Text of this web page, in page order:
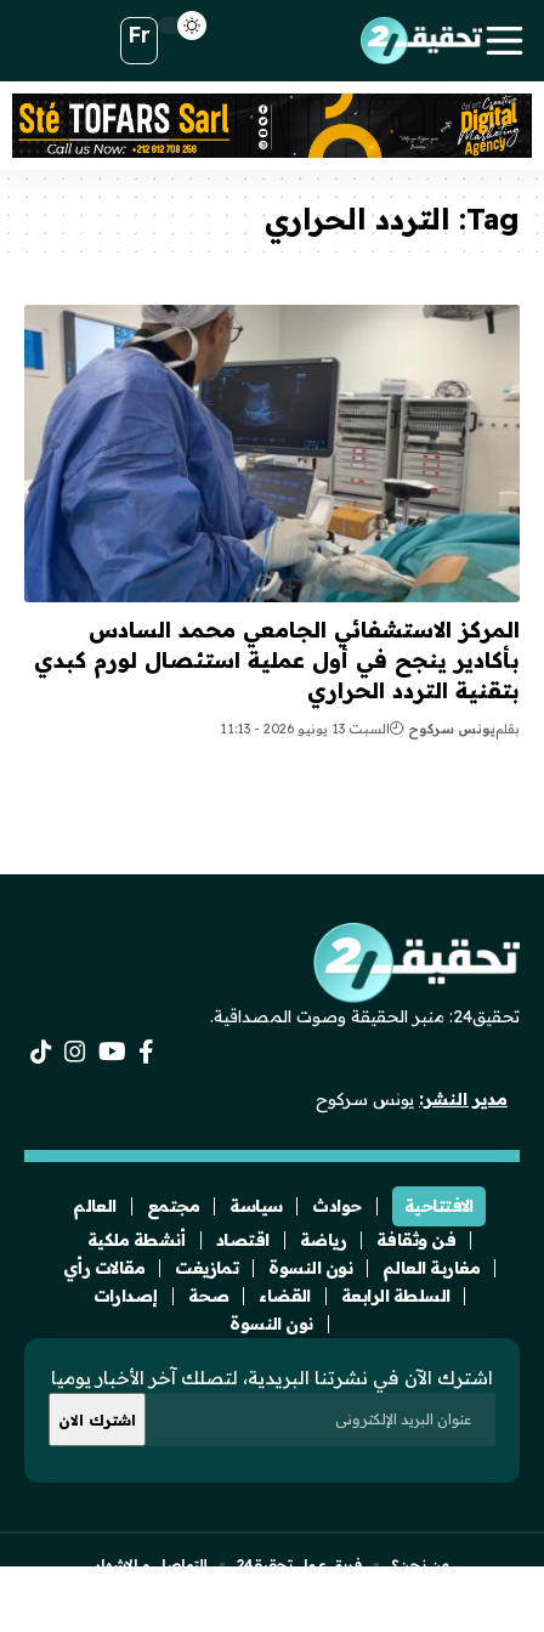
Fr
Tag: التردد الحراري
المركز الاستشفائي الجامعي محمد السادس
بأكادير ينجح في أول عملية استئصال لورم كبدي
بتقنية التردد الحراري
بقلميونس سركوح السبت 13 يونيو 2026 - 11:13
تحقيق24: منبر الحقيقة وصوت المصداقية.
مدير النشر: يونس سركوح
الافتتاحية حوادث سياسة مجتمع
العالم
فن وثقافة
رياضة اقتصاد
أنشطة ملكية
مغاربة العالم
نون النسوة تمازيغت
مقالات رأي
السلطة الرابعة
القضاء صحة
إصدارات
نون النسوة
اشترك الآن في نشرتنا البريدية، لتصلك آخر الأخبار يوميا
من نحن؟ فريق عمل تحقيقـ24
للتواصل و الإشهار